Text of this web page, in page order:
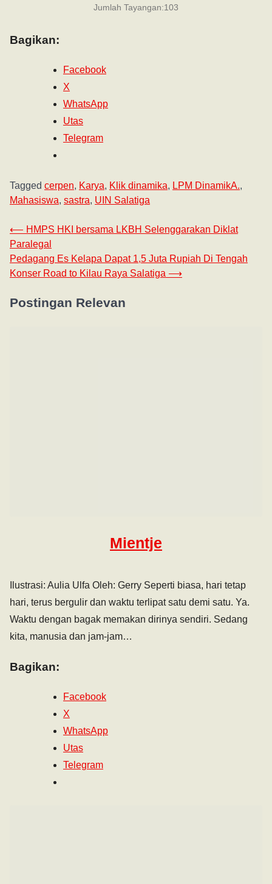
Jumlah Tayangan:103
Bagikan:
Facebook
X
WhatsApp
Utas
Telegram
Tagged cerpen, Karya, Klik dinamika, LPM DinamikA.,
Mahasiswa, sastra, UIN Salatiga
⟵ HMPS HKI bersama LKBH Selenggarakan Diklat
Paralegal
Pedagang Es Kelapa Dapat 1,5 Juta Rupiah Di Tengah
Konser Road to Kilau Raya Salatiga ⟶
Postingan Relevan
Mientje
Ilustrasi: Aulia Ulfa Oleh: Gerry Seperti biasa, hari tetap
hari, terus bergulir dan waktu terlipat satu demi satu. Ya.
Waktu dengan bagak memakan dirinya sendiri. Sedang
kita, manusia dan jam-jam…
Bagikan:
Facebook
X
WhatsApp
Utas
Telegram